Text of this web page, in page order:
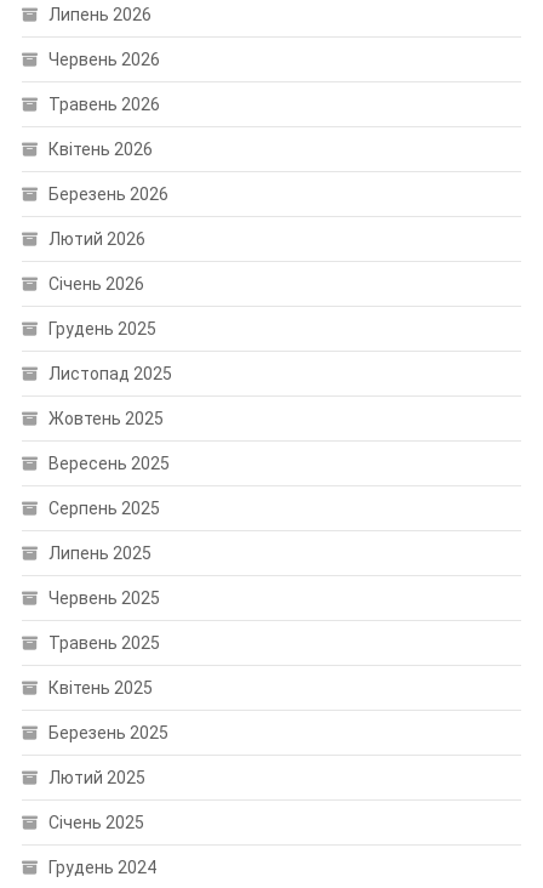
Липень 2026
Червень 2026
Травень 2026
Квітень 2026
Березень 2026
Лютий 2026
Січень 2026
Грудень 2025
Листопад 2025
Жовтень 2025
Вересень 2025
Серпень 2025
Липень 2025
Червень 2025
Травень 2025
Квітень 2025
Березень 2025
Лютий 2025
Січень 2025
Грудень 2024